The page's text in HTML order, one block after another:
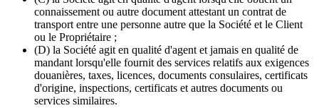
connaissement ou autre document attestant un contrat de
transport entre une personne autre que la Société et le Client
ou le Propriétaire ;
(D) la Société agit en qualité d'agent et jamais en qualité de
mandant lorsqu'elle fournit des services relatifs aux exigences
douanières, taxes, licences, documents consulaires, certificats
d'origine, inspections, certificats et autres documents ou
services similaires.